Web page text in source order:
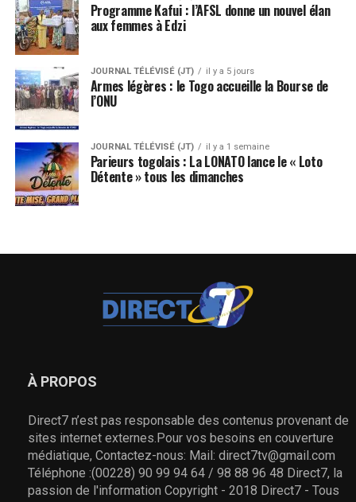
Programme Kafui : l’AFSL donne un nouvel élan
aux femmes à Edzi
JOURNAL TÉLÉVISÉ (JT) il y a 5 jours
Armes légères : le Togo accueille la Bourse de
l’ONU
JOURNAL TÉLÉVISÉ (JT) il y a 1 semaine
Parieurs togolais : La LONATO lance le « Loto
Détente » tous les dimanches
À PROPOS
Direct7 n’est pas responsable des contenus provenant de
sites internet externes.Pour vos besoins en couverture
médiatique, Contactez-nous: Mail: direct7tv@gmail.com
Téléphone :(00228) 90 99 94 64 / 98 88 96 48 Direct7, la
passion de l'information Copyright - 2018 Direct7 - Tous